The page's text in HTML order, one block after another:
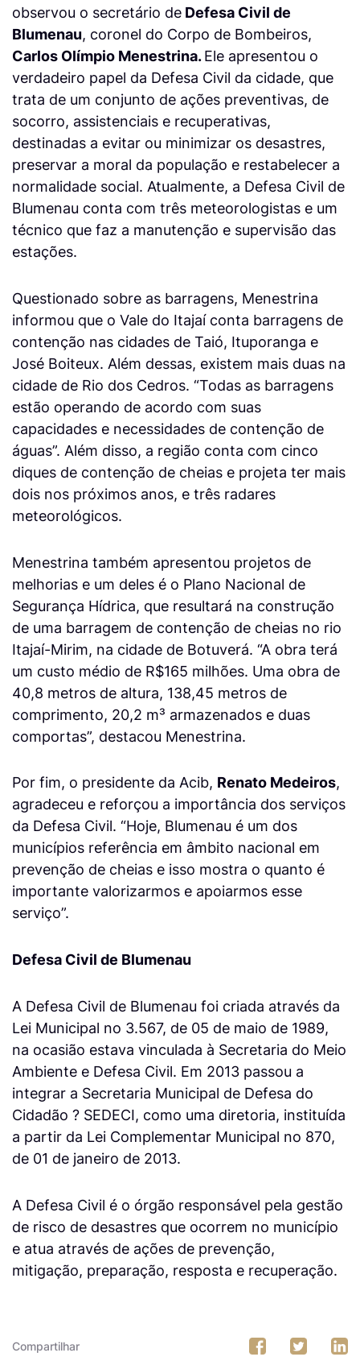
observou o secretário de Defesa Civil de
Blumenau, coronel do Corpo de Bombeiros,
Carlos Olímpio Menestrina.Ele apresentou o
verdadeiro papel da Defesa Civil da cidade, que
trata de um conjunto de ações preventivas, de
socorro, assistenciais e recuperativas,
destinadas a evitar ou minimizar os desastres,
preservar a moral da população e restabelecer a
normalidade social. Atualmente, a Defesa Civil de
Blumenau conta com três meteorologistas e um
técnico que faz a manutenção e supervisão das
estações.
Questionado sobre as barragens, Menestrina
informou que o Vale do Itajaí conta barragens de
contenção nas cidades de Taió, Ituporanga e
José Boiteux. Além dessas, existem mais duas na
cidade de Rio dos Cedros. “Todas as barragens
estão operando de acordo com suas
capacidades e necessidades de contenção de
águas”. Além disso, a região conta com cinco
diques de contenção de cheias e projeta ter mais
dois nos próximos anos, e três radares
meteorológicos.
Menestrina também apresentou projetos de
melhorias e um deles é o Plano Nacional de
Segurança Hídrica, que resultará na construção
de uma barragem de contenção de cheias no rio
Itajaí-Mirim, na cidade de Botuverá. “A obra terá
um custo médio de R$165 milhões. Uma obra de
40,8 metros de altura, 138,45 metros de
comprimento, 20,2 m³ armazenados e duas
comportas”, destacou Menestrina.
Por fim, o presidente da Acib, Renato Medeiros,
agradeceu e reforçou a importância dos serviços
da Defesa Civil. “Hoje, Blumenau é um dos
municípios referência em âmbito nacional em
prevenção de cheias e isso mostra o quanto é
importante valorizarmos e apoiarmos esse
serviço”.
Defesa Civil de Blumenau
A Defesa Civil de Blumenau foi criada através da
Lei Municipal no 3.567, de 05 de maio de 1989,
na ocasião estava vinculada à Secretaria do Meio
Ambiente e Defesa Civil. Em 2013 passou a
integrar a Secretaria Municipal de Defesa do
Cidadão ? SEDECI, como uma diretoria, instituída
a partir da Lei Complementar Municipal no 870,
de 01 de janeiro de 2013.
A Defesa Civil é o órgão responsável pela gestão
de risco de desastres que ocorrem no município
e atua através de ações de prevenção,
mitigação, preparação, resposta e recuperação.
Compartilhar